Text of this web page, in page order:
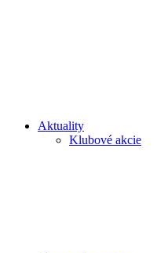
Aktuality
Klubové akcie